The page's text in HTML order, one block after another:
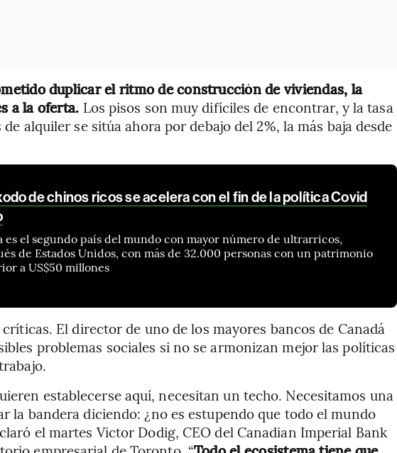
duplicar el ritmo de construcción de viviendas, la
a la oferta. Los pisos son muy difíciles de encontrar, y la tasa
alquiler se sitúa ahora por debajo del 2%, la más baja desde
de chinos ricos se acelera con el fin de la política Covid
es el segundo país del mundo con mayor número de ultrarricos,
de Estados Unidos, con más de 32.000 personas con un patrimonio
a US$50 millones
El director de uno de los mayores bancos de Canadá
problemas sociales si no se armonizan mejor las políticas
establecerse aquí, necesitan un techo. Necesitamos una
la bandera diciendo: ¿no es estupendo que todo el mundo
el martes Victor Dodig, CEO del Canadian Imperial Bank